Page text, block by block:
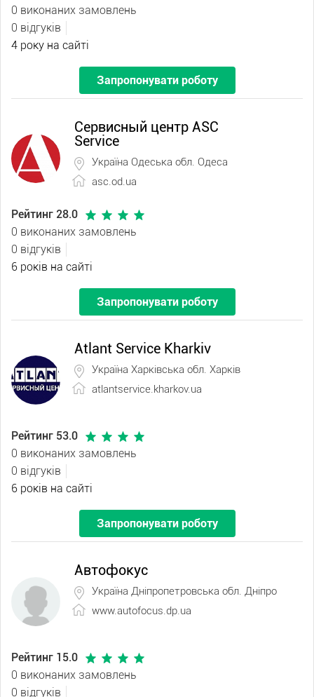
0 виконаних замовлень
0 відгуків
4 року на сайті
Запропонувати роботу
Сервисный центр ASC
Service
Україна Одеська обл. Одеса
asc.od.ua
Рейтинг 28.0
0 виконаних замовлень
0 відгуків
6 років на сайті
Запропонувати роботу
Atlant Service Kharkiv
Україна Харківська обл. Харків
atlantservice.kharkov.ua
Рейтинг 53.0
0 виконаних замовлень
0 відгуків
6 років на сайті
Запропонувати роботу
Автофокус
Україна Дніпропетровська обл. Дніпро
www.autofocus.dp.ua
Рейтинг 15.0
0 виконаних замовлень
0 відгуків